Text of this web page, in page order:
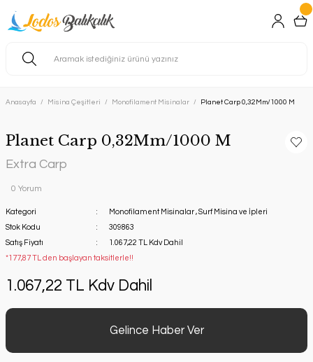
Anasayfa Misina Çeşitleri Monofilament Misinalar Planet Carp 0,32Mm/1000 M
Planet Carp 0,32Mm/1000 M
Extra Carp
0 Yorum
Kategori Monofilament Misinalar ,Surf Misina ve İpleri
Stok Kodu
309863
Satış Fiyatı
1.067,22 TL Kdv Dahil
*177,87 TL den başlayan taksitlerle!!
1.067,22 TL Kdv Dahil
Gelince Haber Ver